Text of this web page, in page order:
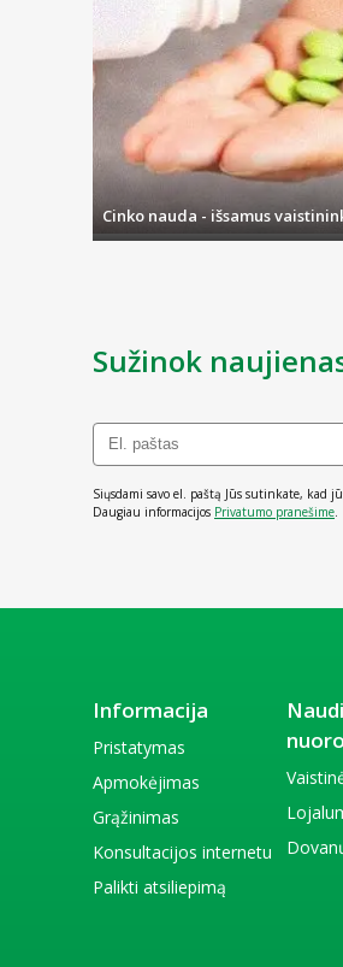
Cinko nauda - išsamus
Sužinok
Siųsdami savo el. paštą Jūs sutinkate, kad
Daugiau informacijos Privatumo pranešime
Informacija
Pristatymas
Apmokėjimas
Grąžinimas
Konsultacijos internetu
Palikti atsiliepimą